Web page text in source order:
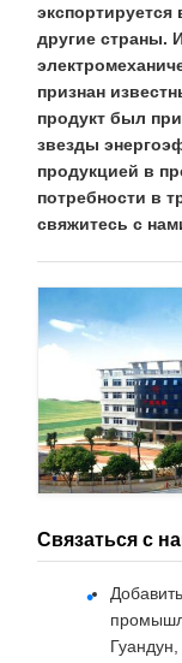
другие страны.
признан
продукт был
звезды
продукцией в
потребности в
свяжитесь с
Связаться с